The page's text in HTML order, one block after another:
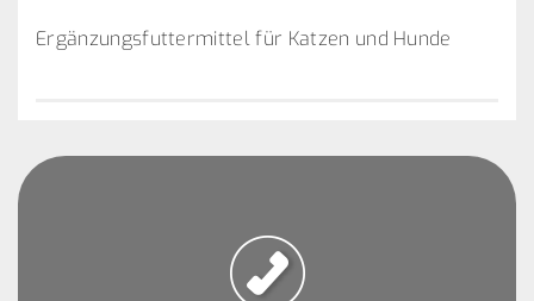
Ergänzungsfuttermittel für Katzen und Hunde